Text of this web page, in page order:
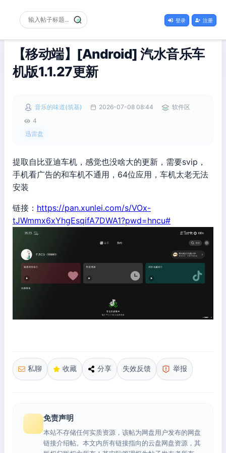
登录 注册
【移动端】[Android] 汽水音乐车
机版1.1.27更新
音乐的味道(筑基) 2026-07-08 08:44
软件区
4
迅雷盘
提取自比亚迪车机，感觉也没啥大的更新，需要svip，
手机看广告的和车机不通用，64位应用，车机太老无法
安装
链接： https://pan.xunlei.com/s/VOx-
tJWmmx6xYhgEsqifA7DWA1?pwd=hncu#
私聊 收藏 分享 失效反馈 举报
免责声明
本站不存储任何实质资源，该帖为网盘用户发布的网盘
链接介绍帖。本文内所有链接指向的云盘网盘资源，其